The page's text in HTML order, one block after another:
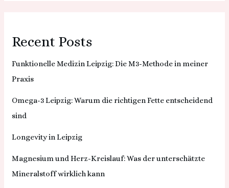
Recent Posts
Funktionelle Medizin Leipzig: Die M3-Methode in meiner
Praxis
Omega-3 Leipzig: Warum die richtigen Fette entscheidend
sind
Longevity in Leipzig
Magnesium und Herz-Kreislauf: Was der unterschätzte
Mineralstoff wirklich kann